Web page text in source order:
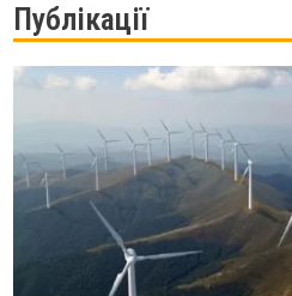
Публікації